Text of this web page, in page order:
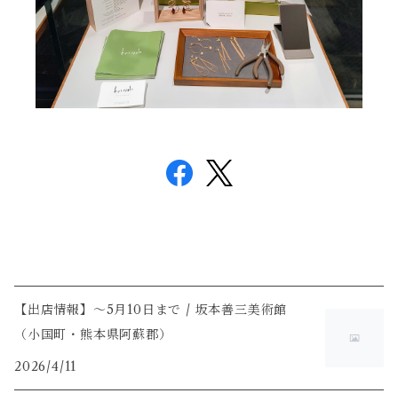
【出店情報】～5月10日まで / 坂本善三美術館
（小国町・熊本県阿蘇郡）
2026/4/11